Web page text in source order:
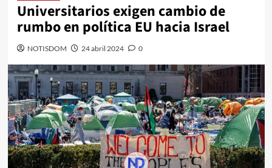
Universitarios exigen cambio de
rumbo en política EU hacia Israel
NOTISDOM 24 abril 2024 0